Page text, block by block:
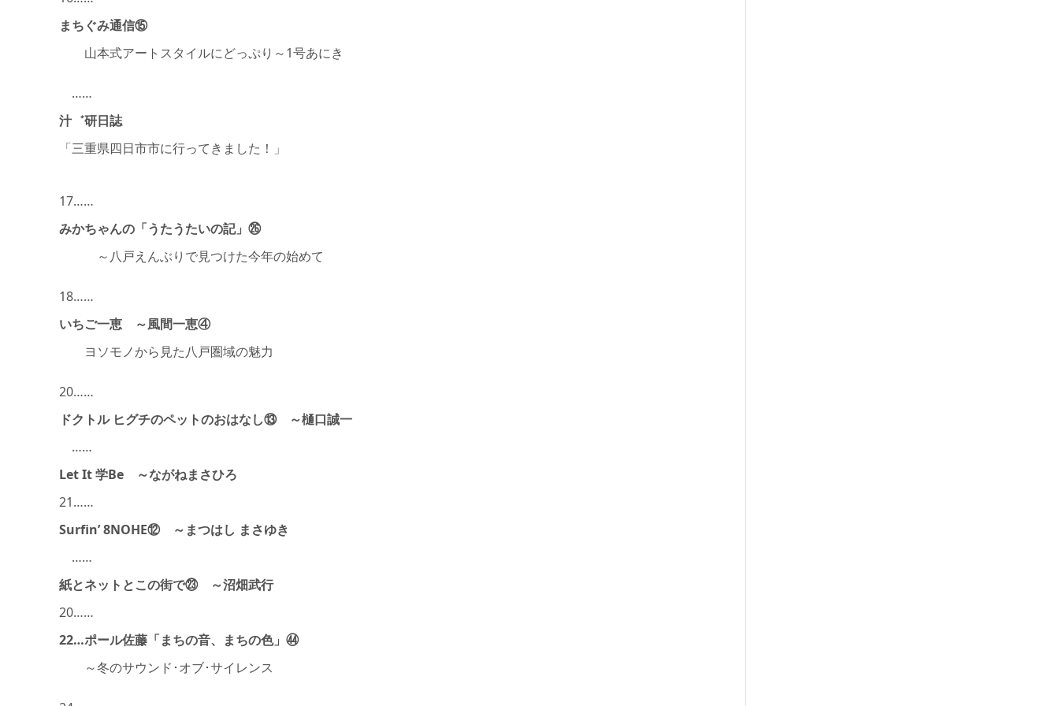
まちぐみ通信⑮
山本式アートスタイルにどっぷり～1号あにき
……
汁゛研日誌
「三重県四日市市に行ってきました！」
17……
みかちゃんの「うたうたいの記」㉖
～八戸えんぶりで見つけた今年の始めて
18……
いちご一恵 ～風間一恵④
ヨソモノから見た八戸圏域の魅力
20……
ドクトル ヒグチのペットのおはなし⑬ ～樋口誠一
……
Let It 学Be ～ながねまさひろ
21……
Surfin’ 8NOHE⑫ ～まつはし まさゆき
……
紙とネットとこの街で㉓ ～沼畑武行
20……
22…ポール佐藤「まちの音、まちの色」㊹
～冬のサウンド･オブ･サイレンス